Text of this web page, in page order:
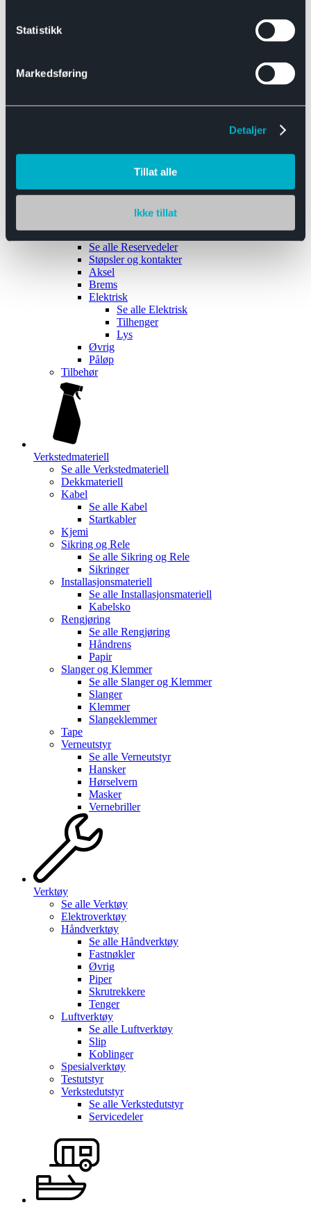
Statistikk
Markedsføring
Detaljer
Tillat alle
Ikke tillat
Båthengere
Reservedeler
Se alle Reservedeler
Støpsler og kontakter
Aksel
Brems
Elektrisk
Se alle Elektrisk
Tilhenger
Lys
Øvrig
Påløp
Tilbehør
Verkstedmateriell
Se alle Verkstedmateriell
Dekkmateriell
Kabel
Se alle Kabel
Startkabler
Kjemi
Sikring og Rele
Se alle Sikring og Rele
Sikringer
Installasjonsmateriell
Se alle Installasjonsmateriell
Kabelsko
Rengjøring
Se alle Rengjøring
Håndrens
Papir
Slanger og Klemmer
Se alle Slanger og Klemmer
Slanger
Klemmer
Slangeklemmer
Tape
Verneutstyr
Se alle Verneutstyr
Hansker
Hørselvern
Masker
Vernebriller
Verktøy
Se alle Verktøy
Elektroverktøy
Håndverktøy
Se alle Håndverktøy
Fastnøkler
Øvrig
Piper
Skrutrekkere
Tenger
Luftverktøy
Se alle Luftverktøy
Slip
Koblinger
Spesialverktøy
Testutstyr
Verkstedutstyr
Se alle Verkstedutstyr
Servicedeler